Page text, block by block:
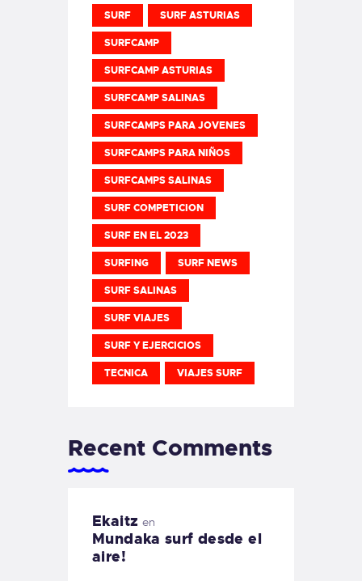
SURF SURF ASTURIAS
SURFCAMP
SURFCAMP ASTURIAS
SURFCAMP SALINAS
SURFCAMPS PARA JOVENES
SURFCAMPS PARA NIÑOS
SURFCAMPS SALINAS
SURF COMPETICION
SURF EN EL 2023
SURFING SURF NEWS
SURF SALINAS
SURF VIAJES
SURF Y EJERCICIOS
TECNICA VIAJES SURF
Recent Comments
Ekaitz en
Mundaka surf desde el
aire!